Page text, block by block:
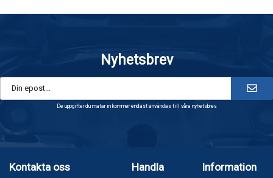
Nyhetsbrev
De uppgifter du matar in kommer endast användas till våra nyhetsbrev.
Kontakta oss Handla Information